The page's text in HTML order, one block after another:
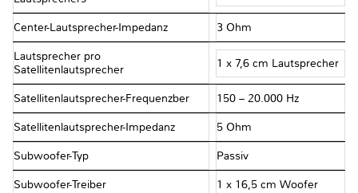
Center-Lautsprecher-Impedanz 3 Ohm
Lautsprecher pro
Satellitenlautsprecher
1 x 7,6 cm Lautsprecher
Satellitenlautsprecher-Frequenzber 150 – 20.000 Hz
Satellitenlautsprecher-Impedanz 5 Ohm
Subwoofer-Typ Passiv
Subwoofer-Treiber 1 x 16,5 cm Woofer